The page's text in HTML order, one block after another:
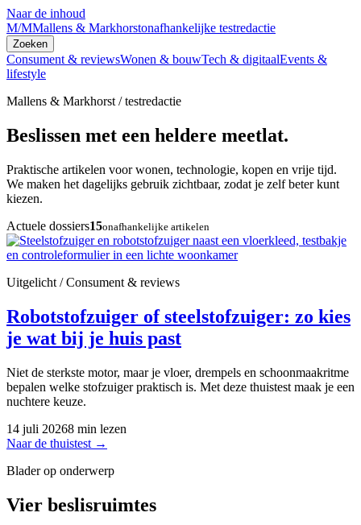
Naar de inhoud
M/MMallens & Markhorstonafhankelijke testredactie
Zoeken
Consument & reviewsWonen & bouwTech & digitaalEvents &
lifestyle
Mallens & Markhorst / testredactie
Beslissen met een heldere meetlat.
Praktische artikelen voor wonen, technologie, kopen en vrije tijd.
We maken het dagelijks gebruik zichtbaar, zodat je zelf beter kunt
kiezen.
Actuele dossiers15onafhankelijke artikelen
Uitgelicht / Consument & reviews
Robotstofzuiger of steelstofzuiger: zo kies
je wat bij je huis past
Niet de sterkste motor, maar je vloer, drempels en schoonmaakritme
bepalen welke stofzuiger praktisch is. Met deze thuistest maak je een
nuchtere keuze.
14 juli 20268 min lezen
Naar de thuistest →
Blader op onderwerp
Vier beslisruimtes